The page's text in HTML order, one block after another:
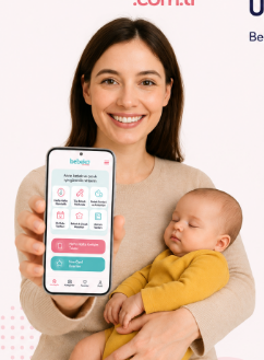
Lorem
Ipsum
Dolor
Lorem
Ipsum
Dolor
Bebekler için makarna
tarifi (18+Ay)